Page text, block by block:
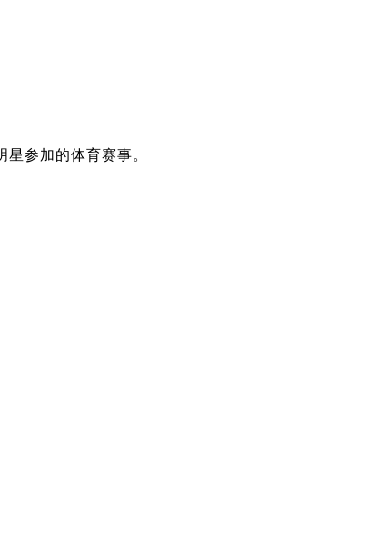
参加的体育赛事。